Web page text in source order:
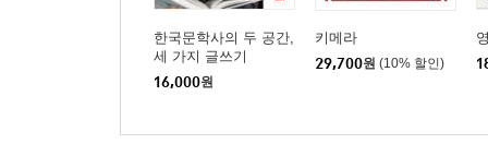
한국문학사의 두 공간,
세 가지 글쓰기
16,000원
키메라
29,700원 (10% 할인)